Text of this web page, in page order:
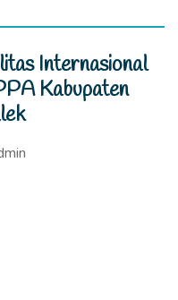
Internasional
Kabupaten